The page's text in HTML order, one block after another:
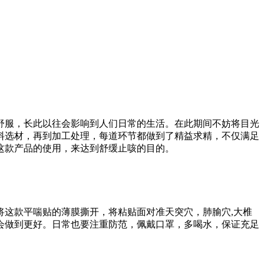
，长此以往会影响到人们日常的生活。在此期间不妨将目光
材，再到加工处理，每道环节都做到了精益求精，不仅满足
产品的使用，来达到舒缓止咳的目的。
款平喘贴的薄膜撕开，将粘贴面对准天突穴，肺腧穴,大椎
到更好。日常也要注重防范，佩戴口罩，多喝水，保证充足